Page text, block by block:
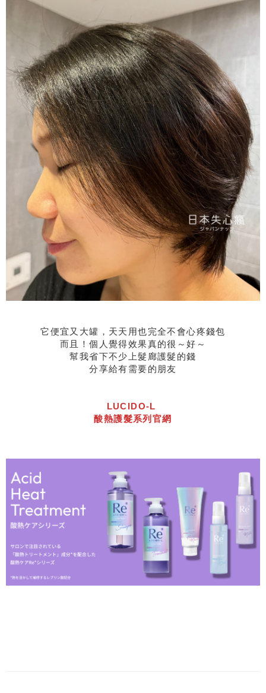
它便宜又大罐，天天用也完全不會心疼錢包
而且！個人覺得效果真的很～好～
幫我省下不少上髮廊護髮的錢
分享給有需要的朋友
LUCIDO-L
酸熱護髮系列官網